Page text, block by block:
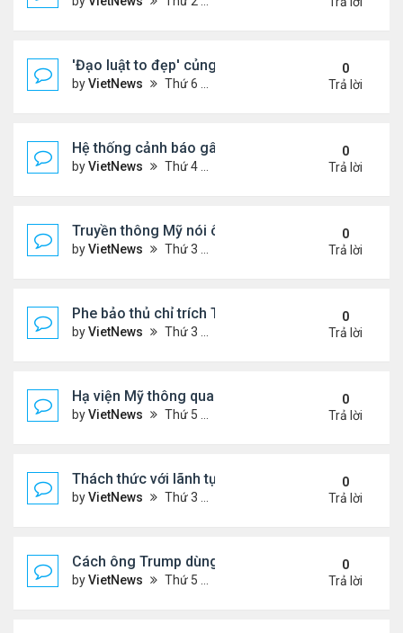
'Đạo luật to đẹp' củng cố quyền lực của ông
byVietNews Thứ 6 Tháng 7 11, 2025 8:45 am
0
Trả lời
Hệ thống cảnh báo gây tranh cãi trong thảm kịch
byVietNews Thứ 4 Tháng 7 09, 2025 5:42 pm
0
Trả lời
Truyền thông Mỹ nói ông Trump muốn chuyển 10
byVietNews Thứ 3 Tháng 7 08, 2025 5:14 pm
0
Trả lời
Phe bảo thủ chỉ trích Tổng thống Iran 'mềm
byVietNews Thứ 3 Tháng 7 08, 2025 8:27 am
0
Trả lời
Hạ viện Mỹ thông qua 'dự luật to đẹp'
byVietNews Thứ 5 Tháng 7 03, 2025 4:26 pm
0
Trả lời
Thách thức với lãnh tụ tối cao Iran hậu xung đột
byVietNews Thứ 3 Tháng 7 01, 2025 8:46 am
0
Trả lời
Cách ông Trump dùng mạng xã hội để dập lửa
byVietNews Thứ 5 Tháng 6 26, 2025 4:33 pm
0
Trả lời